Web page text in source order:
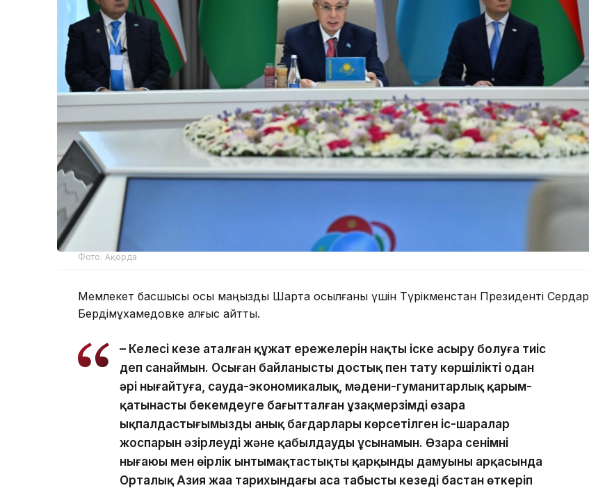
Фото: Ақорда
Мемлекет басшысы осы маңызды Шартқа қосылғаны үшін Түрікменстан Президенті Сердар
Бердімұхамедовке алғыс айтты.
– Келесі кезең аталған құжат ережелерін нақты іске асыру болуға тиіс
деп санаймын. Осыған байланысты достық пен тату көршілікті одан
әрі нығайтуға, сауда-экономикалық, мәдени-гуманитарлық қарым-
қатынасты бекемдеуге бағытталған ұзақмерзімді өзара
ықпалдастығымыздың анық бағдарлары көрсетілген іс-шаралар
жоспарын әзірлеуді және қабылдауды ұсынамын. Өзара сенімнің
нығаюы мен өңірлік ынтымақтастықтың қарқынды дамуының арқасында
Орталық Азия жаңа тарихындағы аса табысты кезеңді бастан өткеріп